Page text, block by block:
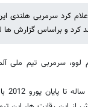
کرد و براساس گزارش
لوو، سرمربی تیم ملی